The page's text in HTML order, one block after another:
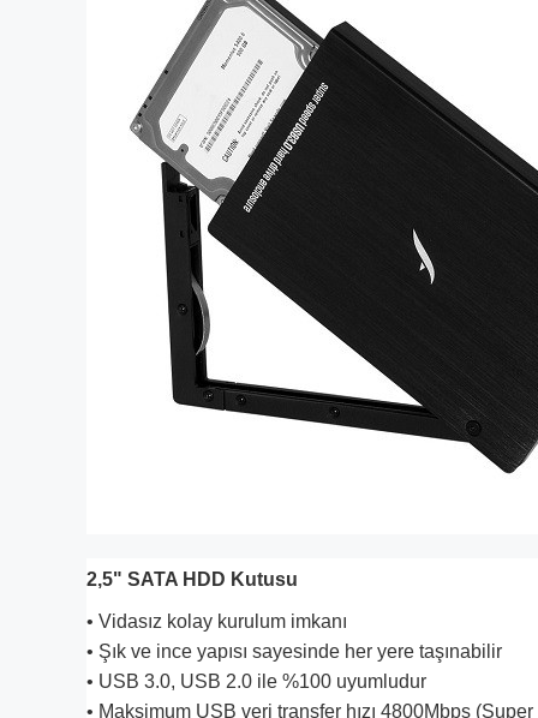
2,5" SATA HDD Kutusu
• Vidasız kolay kurulum imkanı
• Şık ve ince yapısı sayesinde her yere taşınabilir
• USB 3.0, USB 2.0 ile %100 uyumludur
• Maksimum USB veri transfer hızı 4800Mbps